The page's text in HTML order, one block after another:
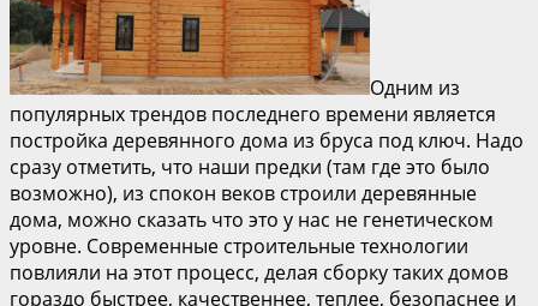
Одним из
популярных трендов последнего времени является
постройка деревянного дома из бруса под ключ. Надо
сразу отметить, что наши предки (там где это было
возможно), из спокон веков строили деревянные
дома, можно сказать что это у нас не генетическом
уровне. Современные строительные технологии
повлияли на этот процесс, делая сборку таких домов
гораздо быстрее, качественнее, теплее, безопаснее и